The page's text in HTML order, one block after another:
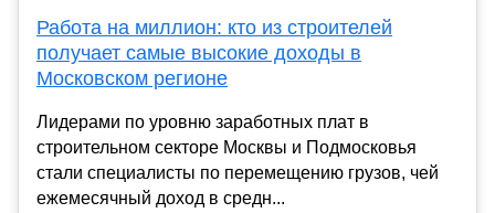
Работа на миллион: кто из строителей
получает самые высокие доходы в
Московском регионе
Лидерами по уровню заработных плат в
строительном секторе Москвы и Подмосковья
стали специалисты по перемещению грузов, чей
ежемесячный доход в средн...